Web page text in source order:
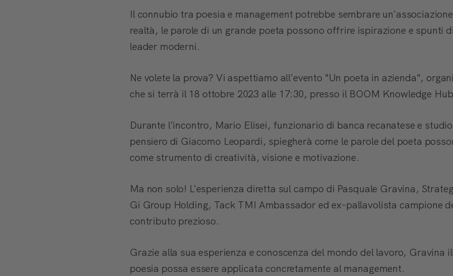
Il connubio tra poesia e management potrebbe sembrare
realtà, le parole di un grande poeta possono offrire ispirazione e spunti
leader moderni.
Ne volete la prova? Vi aspettiamo all'evento "Un poeta in azienda",
che si terrà il 18 ottobre 2023 alle 17:30, presso il BOOM Knowledge
Durante l'incontro, Mario Elisei, funzionario di banca recanatese e
pensiero di Giacomo Leopardi, spiegherà come le parole del poeta
come strumento di creatività, visione e motivazione.
Ma non solo! L'esperienza diretta sul campo di Pasquale Gravina,
Gi Group Holding, Tack TMI Ambassador ed ex-pallavolista campione
contributo prezioso.
Grazie alla sua esperienza e conoscenza del mondo del lavoro, Gravina
poesia possa essere applicata concretamente al management.